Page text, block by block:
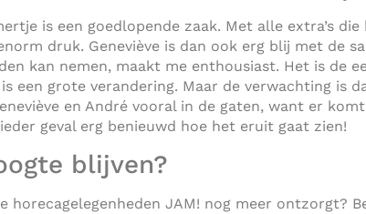
is een goedlopende zaak. Met alle extra’s
druk. Geneviève is dan ook erg blij met de
kan nemen, maakt me enthousiast. Het is de
een grote verandering. Maar de verwachting is
en André vooral in de gaten, want er
geval erg benieuwd hoe het eruit gaat zien!
blijven?
horecagelegenheden JAM! nog meer ontzorgt?